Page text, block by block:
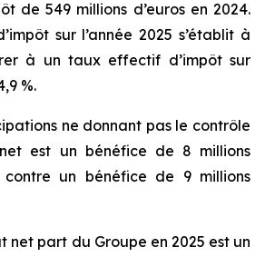
de 549 millions d’euros en 2024.
sur l’année 2025 s’établit à
à un taux effectif d’impôt sur
%.
ne donnant pas le contrôle
est un bénéfice de 8 millions
contre un bénéfice de 9 millions
net part du Groupe en 2025 est un